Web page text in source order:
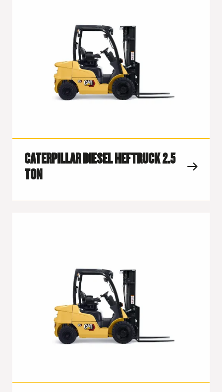
CATERPILLAR DIESEL HEFTRUCK 2.5
TON